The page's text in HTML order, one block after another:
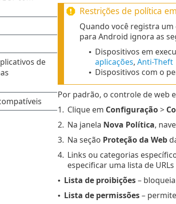
Restrições de política
Quando você registra um
para Android ignora as
• Dispositivos em
aplicações, Anti-Theft
• Dispositivos com o
Por padrão, o controle de web
1. Clique em Configuração>
2. Na janela Nova Política,
3. Na seção Proteção da Web
4. Links ou categorias
especificar uma lista de
• Lista de proibições– bloqueia
• Lista de permissões– permite